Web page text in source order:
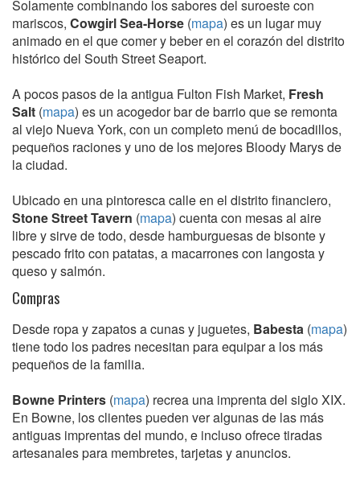
Solamente combinando los sabores del suroeste con
mariscos, Cowgirl Sea-Horse (mapa) es un lugar muy
animado en el que comer y beber en el corazón del distrito
histórico del South Street Seaport.
A pocos pasos de la antigua Fulton Fish Market, Fresh
Salt (mapa) es un acogedor bar de barrio que se remonta
al viejo Nueva York, con un completo menú de bocadillos,
pequeños raciones y uno de los mejores Bloody Marys de
la ciudad.
Ubicado en una pintoresca calle en el distrito financiero,
Stone Street Tavern (mapa) cuenta con mesas al aire
libre y sirve de todo, desde hamburguesas de bisonte y
pescado frito con patatas, a macarrones con langosta y
queso y salmón.
Compras
Desde ropa y zapatos a cunas y juguetes, Babesta (mapa)
tiene todo los padres necesitan para equipar a los más
pequeños de la familia.
Bowne Printers (mapa) recrea una imprenta del siglo XIX.
En Bowne, los clientes pueden ver algunas de las más
antiguas imprentas del mundo, e incluso ofrece tiradas
artesanales para membretes, tarjetas y anuncios.